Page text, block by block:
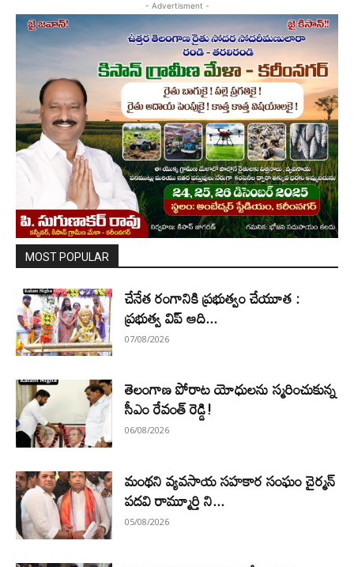
- Advertisment -
MOST POPULAR
చేనేత రంగానికి ప్రభుత్వం చేయూత :
ప్రభుత్వ విప్ ఆది...
07/08/2026
తెలంగాణ పోరాట యోధులను స్మరించుకున్న
సీఎం రేవంత్ రెడ్డి!
06/08/2026
మంథని వ్యవసాయ సహకార సంఘం చైర్మన్
పదవి రామ్మూర్తి ని...
05/08/2026